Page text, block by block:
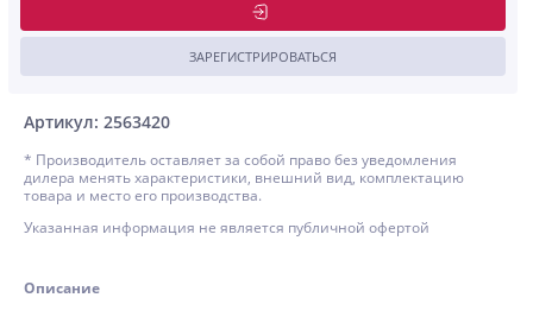
Артикул: 2563420
ЗАРЕГИСТРИРОВАТЬСЯ
* Производитель оставляет за собой право без уведомления
дилера менять характеристики, внешний вид, комплектацию
товара и место его производства.
Указанная информация не является публичной офертой
Описание